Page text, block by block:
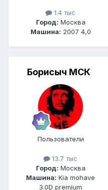
1.4 тыс
Город: Москва
Машина: 2007 4,0
Борисыч МСК
Пользователи
13.7 тыс
Город: Москва
Машина: Kia mohave
3.0D premium